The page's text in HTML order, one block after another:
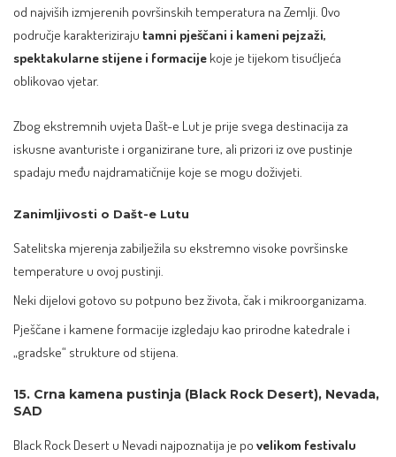
od najviših izmjerenih površinskih temperatura na Zemlji. Ovo
područje karakteriziraju tamni pješčani i kameni pejzaži,
spektakularne stijene i formacije koje je tijekom tisućljeća
oblikovao vjetar.
Zbog ekstremnih uvjeta Dašt-e Lut je prije svega destinacija za
iskusne avanturiste i organizirane ture, ali prizori iz ove pustinje
spadaju među najdramatičnije koje se mogu doživjeti.
Zanimljivosti o Dašt-e Lutu
Satelitska mjerenja zabilježila su ekstremno visoke površinske
temperature u ovoj pustinji.
Neki dijelovi gotovo su potpuno bez života, čak i mikroorganizama.
Pješčane i kamene formacije izgledaju kao prirodne katedrale i
„gradske“ strukture od stijena.
15. Crna kamena pustinja (Black Rock Desert), Nevada,
SAD
Black Rock Desert u Nevadi najpoznatija je po velikom festivalu